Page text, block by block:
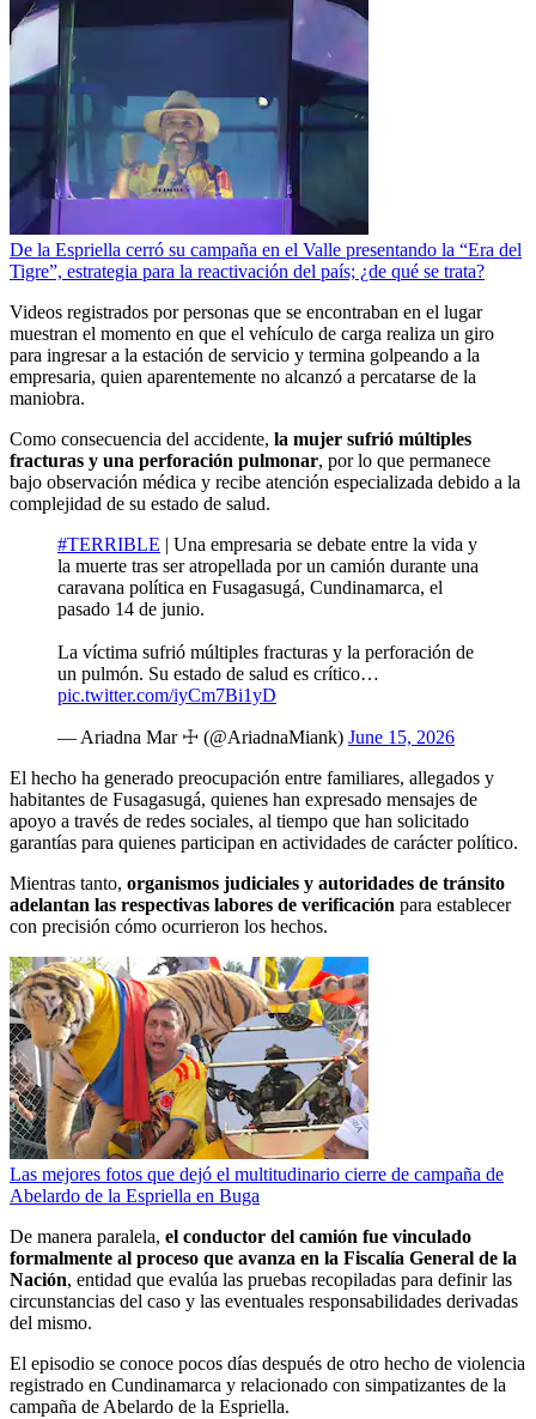
De la Espriella cerró su campaña en el Valle presentando la “Era del
Tigre”, estrategia para la reactivación del país; ¿de qué se trata?
Videos registrados por personas que se encontraban en el lugar
muestran el momento en que el vehículo de carga realiza un giro
para ingresar a la estación de servicio y termina golpeando a la
empresaria, quien aparentemente no alcanzó a percatarse de la
maniobra.
Como consecuencia del accidente, la mujer sufrió múltiples
fracturas y una perforación pulmonar, por lo que permanece
bajo observación médica y recibe atención especializada debido a la
complejidad de su estado de salud.
#TERRIBLE | Una empresaria se debate entre la vida y
la muerte tras ser atropellada por un camión durante una
caravana política en Fusagasugá, Cundinamarca, el
pasado 14 de junio.
La víctima sufrió múltiples fracturas y la perforación de
un pulmón. Su estado de salud es crítico…
pic.twitter.com/iyCm7Bi1yD
— Ariadna Mar ☩ (@AriadnaMiank) June 15, 2026
El hecho ha generado preocupación entre familiares, allegados y
habitantes de Fusagasugá, quienes han expresado mensajes de
apoyo a través de redes sociales, al tiempo que han solicitado
garantías para quienes participan en actividades de carácter político.
Mientras tanto, organismos judiciales y autoridades de tránsito
adelantan las respectivas labores de verificación para establecer
con precisión cómo ocurrieron los hechos.
Las mejores fotos que dejó el multitudinario cierre de campaña de
Abelardo de la Espriella en Buga
De manera paralela, el conductor del camión fue vinculado
formalmente al proceso que avanza en la Fiscalía General de la
Nación, entidad que evalúa las pruebas recopiladas para definir las
circunstancias del caso y las eventuales responsabilidades derivadas
del mismo.
El episodio se conoce pocos días después de otro hecho de violencia
registrado en Cundinamarca y relacionado con simpatizantes de la
campaña de Abelardo de la Espriella.